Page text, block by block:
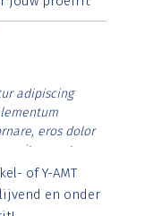
adipiscing
eros dolor
vitae erat.
rutrum lorem
posuere.
of Y-AMT
en onder